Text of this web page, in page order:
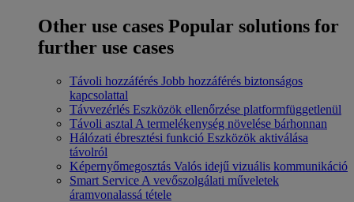
Other use cases Popular solutions for
further use cases
Távoli hozzáférés Jobb hozzáférés biztonságos
kapcsolattal
Távvezérlés Eszközök ellenőrzése platformfüggetlenül
Távoli asztal A termelékenység növelése bárhonnan
Hálózati ébresztési funkció Eszközök aktiválása
távolról
Képernyőmegosztás Valós idejű vizuális kommunikáció
Smart Service A vevőszolgálati műveletek
áramvonalassá tétele